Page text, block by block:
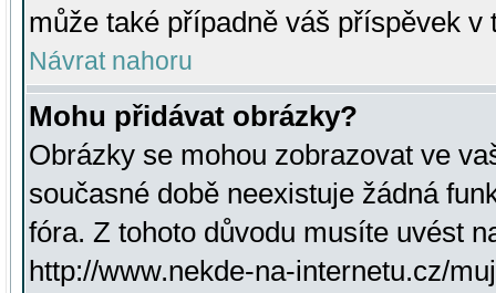
může také případně váš příspěvek v
Návrat nahoru
Mohu přidávat obrázky?
Obrázky se mohou zobrazovat ve
současné době neexistuje žádná
fóra. Z tohoto důvodu musíte uvést
http://www.nekde-na-internetu.cz/